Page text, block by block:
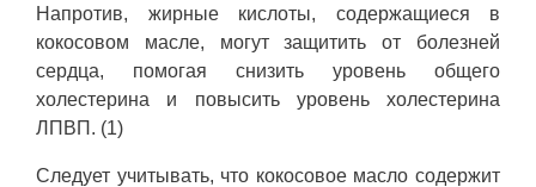
Напротив, жирные кислоты, содержащиеся в
кокосовом масле, могут защитить от болезней
сердца, помогая снизить уровень общего
холестерина и повысить уровень холестерина
ЛПВП. (1)
Следует учитывать, что кокосовое масло содержит